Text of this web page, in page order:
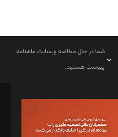
شما در حال مطالعه وبسایت ماهنامه
پیوست هستید.